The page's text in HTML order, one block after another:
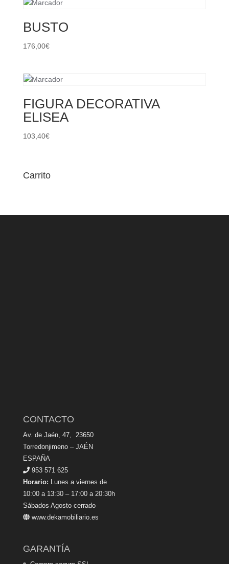
BUSTO
176,00€
FIGURA DECORATIVA
ELISEA
103,40€
Carrito
CONTACTO
Av. de Jaén, 47, 23650
Torredonjimeno – JAÉN
ESPAÑA
953 571 625
Horario: Lunes a viernes de
10:00 a 13:30 – 17:00 a 20:30h
Sábados Agosto cerrado
www.dekamobiliario.es
GARANTÍA